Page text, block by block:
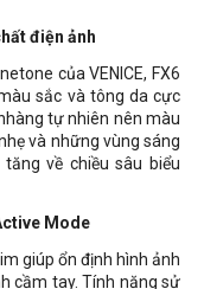
điện ảnh
của VENICE, FX6
sắc và tông da cực
tự nhiên nên màu
và những vùng sáng
về chiều sâu biểu
Mode
giúp ổn định hình ảnh
cầm tay. Tính năng sử